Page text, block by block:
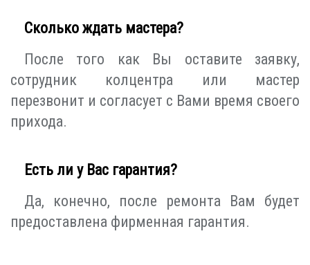
Сколько ждать мастера?
После того как Вы оставите заявку,
сотрудник колцентра или мастер
перезвонит и согласует с Вами время своего
прихода.
Есть ли у Вас гарантия?
Да, конечно, после ремонта Вам будет
предоставлена фирменная гарантия.